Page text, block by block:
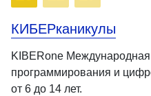
КИБЕРканикулы
KIBERone
программирования и
от 6 до 14 лет.